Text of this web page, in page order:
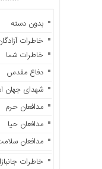
بدون دسته
خاطرات
خاطرات شما
دفاع مقدس
شهدای جهان
مدافعان حرم
مدافعان حیا
مدافعان
خاطرات